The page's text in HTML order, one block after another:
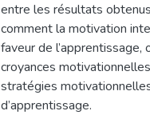
entre les résultats
comment la motivation
faveur de l’apprentissage,
croyances
stratégies
d’apprentissage.